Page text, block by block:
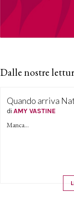
Dalle nostre
Quando arriva
di AMY VASTINE
Manca...